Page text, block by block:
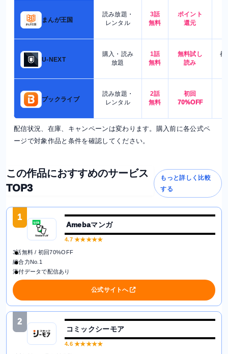
まんが王国
読み放題・
レンタル
3話
無料
ポイント
還元
U-NEXT
購入・読み
放題
1話
無料
無料試し
読み
都
ブックライブ
読み放題・
レンタル
2話
無料
初回
70%OFF
配信状況、在庫、キャンペーンは変わります。購入前に各公式ペ
ージで対象作品と条件を確認してください。
この作品におすすめのサービス
TOP3
もっと詳しく比較
する
1
Amebaマンガ
4.7★★★★★
3話無料 / 初回70%OFF
総合力No.1
添付データで配信あり
公式サイトへ
2
コミックシーモア
4.6★★★★★